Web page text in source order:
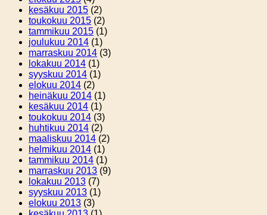
kesäkuu 2015 (2)
toukokuu 2015 (2)
tammikuu 2015 (1)
joulukuu 2014 (1)
marraskuu 2014 (3)
lokakuu 2014 (1)
syyskuu 2014 (1)
elokuu 2014 (2)
heinäkuu 2014 (1)
kesäkuu 2014 (1)
toukokuu 2014 (3)
huhtikuu 2014 (2)
maaliskuu 2014 (2)
helmikuu 2014 (1)
tammikuu 2014 (1)
marraskuu 2013 (9)
lokakuu 2013 (7)
syyskuu 2013 (1)
elokuu 2013 (3)